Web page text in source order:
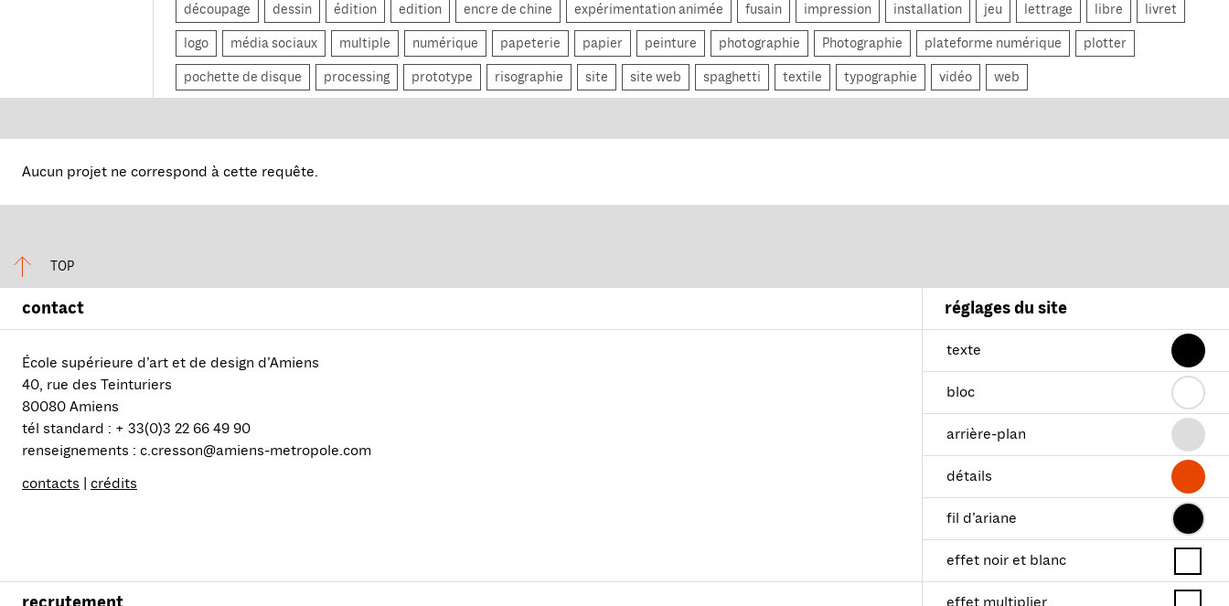
découpage dessin édition edition encre de chine expérimentation animée fusain impression installation jeu lettrage libre livret
logo média sociaux multiple numérique papeterie papier peinture photographie Photographie plateforme numérique plotter
pochette de disque processing prototype risographie site site web spaghetti textile typographie vidéo web
Aucun projet ne correspond à cette requête.
TOP
contact
École supérieure d’art et de design d’Amiens
40, rue des Teinturiers
80080 Amiens
tél standard : + 33(0)3 22 66 49 90
renseignements : c.cresson@amiens-metropole.com
contacts
crédits
réglages du site
texte
bloc
arrière-plan
détails
fil d’ariane
effet noir et blanc